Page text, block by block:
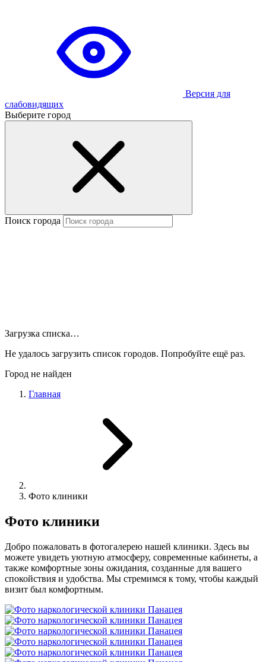
Версия для
слабовидящих
Выберите город
Поиск города
Загрузка списка…
Не удалось загрузить список городов. Попробуйте ещё раз.
Город не найден
Главная
Фото клиники
Фото клиники
Добро пожаловать в фотогалерею нашей клиники. Здесь вы
можете увидеть уютную атмосферу, современные кабинеты, а
также комфортные зоны ожидания, созданные для вашего
спокойствия и удобства. Мы стремимся к тому, чтобы каждый
визит был комфортным.